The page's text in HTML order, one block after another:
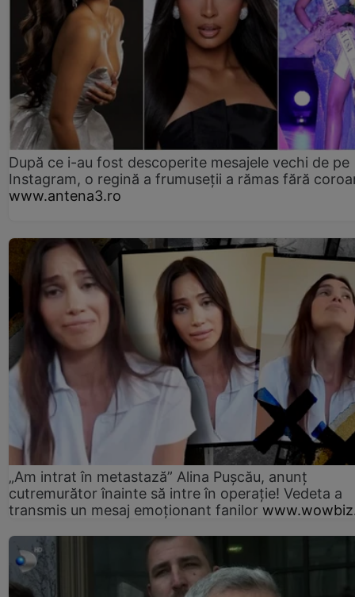
După ce i-au fost descoperite mesajele vechi de pe
Instagram, o regină a frumuseții a rămas fără
www.antena3.ro
„Am intrat în metastază” Alina Pușcău, anunț
cutremurător înainte să intre în operație! Vedeta a
transmis un mesaj emoționant fanilor